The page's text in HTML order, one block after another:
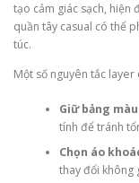
tạo cảm giác sạch, hiện
quần tây casual có thể
túc.
Một số nguyên tắc layer
Giữ bảng
tính để tránh
Chọn áo
thay đổi không